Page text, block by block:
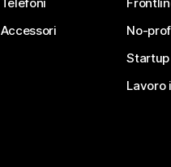
Accessori
No-
Startup
Lavoro